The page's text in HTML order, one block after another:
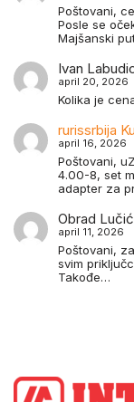
Poštovani,
Posle se
Majšanski
Ivan
april 20, 2026
Kolika je
rurissrbija
april 16, 2026
Poštovani,
4.00-8, set
adapter za
Obrad Lučić
april 11, 2026
Poštovani,
svim
Takođe…